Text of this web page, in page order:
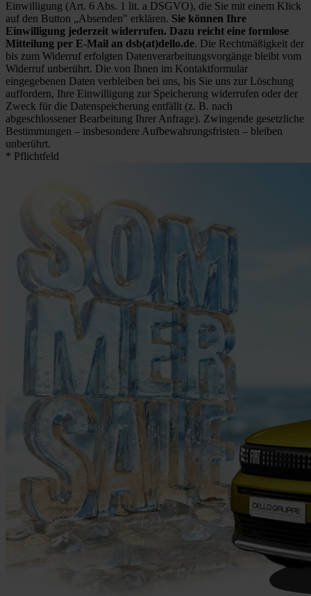
Einwilligung (Art. 6 Abs. 1 lit. a DSGVO), die Sie mit einem Klick
auf den Button „Absenden" erklären. Sie können Ihre
Einwilligung jederzeit widerrufen. Dazu reicht eine formlose
Mitteilung per E-Mail an dsb(at)dello.de. Die Rechtmäßigkeit der
bis zum Widerruf erfolgten Datenverarbeitungsvorgänge bleibt vom
Widerruf unberührt. Die von Ihnen im Kontaktformular
eingegebenen Daten verbleiben bei uns, bis Sie uns zur Löschung
auffordern, Ihre Einwilligung zur Speicherung widerrufen oder der
Zweck für die Datenspeicherung entfällt (z. B. nach
abgeschlossener Bearbeitung Ihrer Anfrage). Zwingende gesetzliche
Bestimmungen – insbesondere Aufbewahrungsfristen – bleiben
unberührt.
* Pflichtfeld